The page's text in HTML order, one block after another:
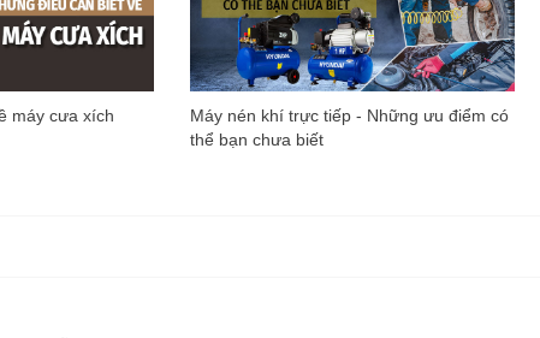
máy cưa xích
Máy nén khí trực tiếp - Những ưu điểm có
thể bạn chưa biết